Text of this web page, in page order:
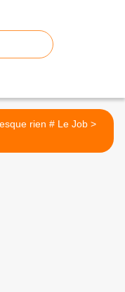
Presque rien # Le Job >